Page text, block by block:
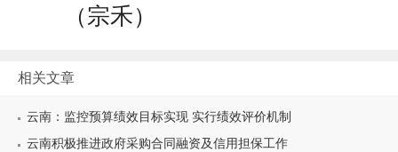
（宗禾）
相关文章
云南：监控预算绩效目标实现 实行绩效评价机制
云南积极推进政府采购合同融资及信用担保工作